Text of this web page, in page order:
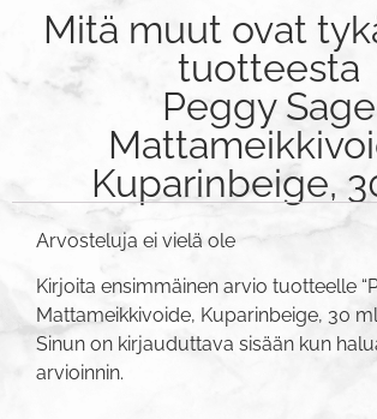
Mitä muut ovat
tuotteesta
Peggy Sage
Kuparinbeige,
Arvosteluja ei vielä ole
Kirjoita ensimmäinen arvio tuotteelle
Mattameikkivoide, Kuparinbeige, 30
Sinun on kirjauduttava sisään kun
arvioinnin.